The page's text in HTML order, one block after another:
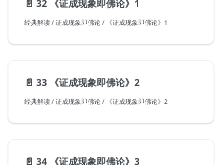
📄️ 32 《证成现象即佛论》1
经典解读 / 证成现象即佛论 / 《证成现象即佛论》1
📄️ 33 《证成现象即佛论》2
经典解读 / 证成现象即佛论 / 《证成现象即佛论》2
📄️ 34 《证成现象即佛论》3